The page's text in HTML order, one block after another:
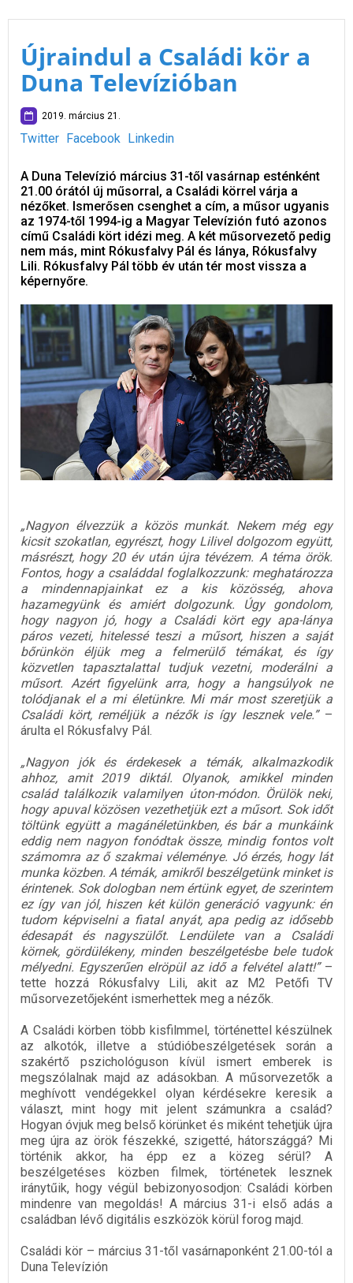
Újraindul a Családi kör a
Duna Televízióban
2019. március 21.
Twitter Facebook Linkedin
A Duna Televízió március 31-től vasárnap esténként
21.00 órától új műsorral, a Családi körrel várja a
nézőket. Ismerősen csenghet a cím, a műsor ugyanis
az 1974-től 1994-ig a Magyar Televízión futó azonos
című Családi kört idézi meg. A két műsorvezető pedig
nem más, mint Rókusfalvy Pál és lánya, Rókusfalvy
Lili. Rókusfalvy Pál több év után tér most vissza a
képernyőre.
„Nagyon élvezzük a közös munkát. Nekem még egy
kicsit szokatlan, egyrészt, hogy Lilivel dolgozom együtt,
másrészt, hogy 20 év után újra tévézem. A téma örök.
Fontos, hogy a családdal foglalkozzunk: meghatározza
a mindennapjainkat ez a kis közösség, ahova
hazamegyünk és amiért dolgozunk. Úgy gondolom,
hogy nagyon jó, hogy a Családi kört egy apa-lánya
páros vezeti, hitelessé teszi a műsort, hiszen a saját
bőrünkön éljük meg a felmerülő témákat, és így
közvetlen tapasztalattal tudjuk vezetni, moderálni a
műsort. Azért figyelünk arra, hogy a hangsúlyok ne
tolódjanak el a mi életünkre. Mi már most szeretjük a
Családi kört, reméljük a nézők is így lesznek vele.”–
árulta el Rókusfalvy Pál.
„Nagyon jók és érdekesek a témák, alkalmazkodik
ahhoz, amit 2019 diktál. Olyanok, amikkel minden
család találkozik valamilyen úton-módon. Örülök neki,
hogy apuval közösen vezethetjük ezt a műsort. Sok időt
töltünk együtt a magánéletünkben, és bár a munkáink
eddig nem nagyon fonódtak össze, mindig fontos volt
számomra az ő szakmai véleménye. Jó érzés, hogy lát
munka közben. A témák, amikről beszélgetünk minket is
érintenek. Sok dologban nem értünk egyet, de szerintem
ez így van jól, hiszen két külön generáció vagyunk: én
tudom képviselni a fiatal anyát, apa pedig az idősebb
édesapát és nagyszülőt. Lendülete van a Családi
körnek, gördülékeny, minden beszélgetésbe bele tudok
mélyedni. Egyszerűen elröpül az idő a felvétel alatt!”–
tette hozzá Rókusfalvy Lili, akit az M2 Petőfi TV
műsorvezetőjeként ismerhettek meg a nézők.
A Családi körben több kisfilmmel, történettel készülnek
az alkotók, illetve a stúdióbeszélgetések során a
szakértő pszichológuson kívül ismert emberek is
megszólalnak majd az adásokban. A műsorvezetők a
meghívott vendégekkel olyan kérdésekre keresik a
választ, mint hogy mit jelent számunkra a család?
Hogyan óvjuk meg belső körünket és miként tehetjük újra
meg újra az örök fészekké, szigetté, hátországgá? Mi
történik akkor, ha épp ez a közeg sérül? A
beszélgetéses közben filmek, történetek lesznek
iránytűik, hogy végül bebizonyosodjon: Családi körben
mindenre van megoldás! A március 31-i első adás a
családban lévő digitális eszközök körül forog majd.
Családi kör – március 31-től vasárnaponként 21.00-tól a
Duna Televízión